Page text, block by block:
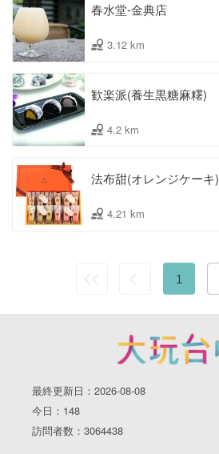
春水堂-金典店
3.12 km
歓楽派(養生黒糖麻糬)
4.2 km
法布甜(オレンジケーキ)
4.21 km
1
最終更新日：2026-08-08
今日：148
訪問者数：3064438